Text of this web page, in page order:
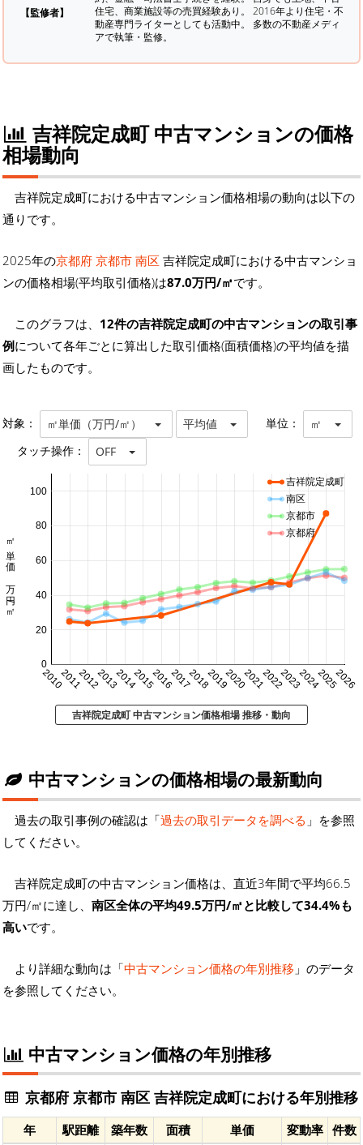
【監修者】
住宅、商業施設等の売買経験あり。 2016年より住宅・不
動産専門ライターとしても活動中。 多数の不動産メディ
アで執筆・監修。
吉祥院定成町 中古マンションの価格
相場動向
吉祥院定成町における中古マンション価格相場の動向は以下の
通りです。
2025年の京都府 京都市 南区 吉祥院定成町における中古マンショ
ンの価格相場(平均取引価格)は87.0万円/㎡です。
このグラフは、 12件の吉祥院定成町の中古マンションの取引事
例について各年ごとに算出した取引価格(面積価格)の平均値を描
画したものです。
対象： ㎡単価（万円/㎡） 平均値 単位： ㎡
タッチ操作： OFF
20102011201220132014201520162017201820192020202120222023202420252026
0
20
40
60
80
100
㎡単価 万円/㎡
吉祥院定成町
南区
京都市
京都府
吉祥院定成町 中古マンション価格相場 推移・動向
中古マンションの価格相場の最新動向
過去の取引事例の確認は「過去の取引データを調べる 」を参照
してください。
吉祥院定成町の中古マンション価格は、直近3年間で平均66.5
万円/㎡に達し、 南区全体の平均49.5万円/㎡と比較して34.4%も
高いです。
より詳細な動向は「中古マンション価格の年別推移 」のデータ
を参照してください。
中古マンション価格の年別推移
京都府 京都市 南区 吉祥院定成町における年別推移
年 駅距離 築年数 面積 単価 変動率 件数